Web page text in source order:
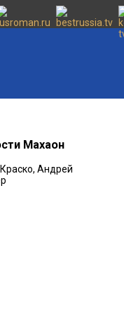
Махаон
Андрей